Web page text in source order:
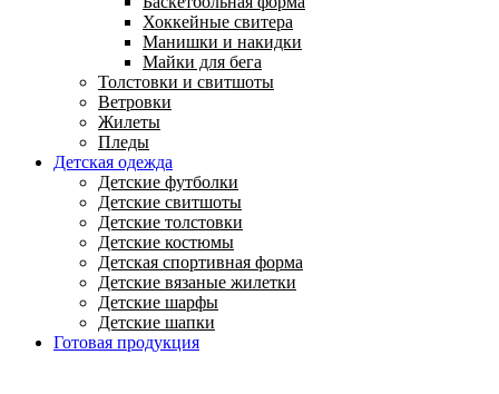
Хоккейные свитера
Манишки и накидки
Майки для бега
Толстовки и свитшоты
Ветровки
Жилеты
Пледы
Детская одежда
Детские футболки
Детские свитшоты
Детские толстовки
Детские костюмы
Детская спортивная форма
Детские вязаные жилетки
Детские шарфы
Детские шапки
Готовая продукция